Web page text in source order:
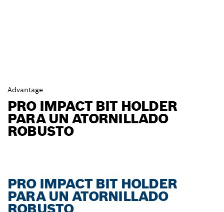
Advantage
PRO IMPACT BIT HOLDER
PARA UN ATORNILLADO
ROBUSTO
PRO IMPACT BIT HOLDER
PARA UN ATORNILLADO